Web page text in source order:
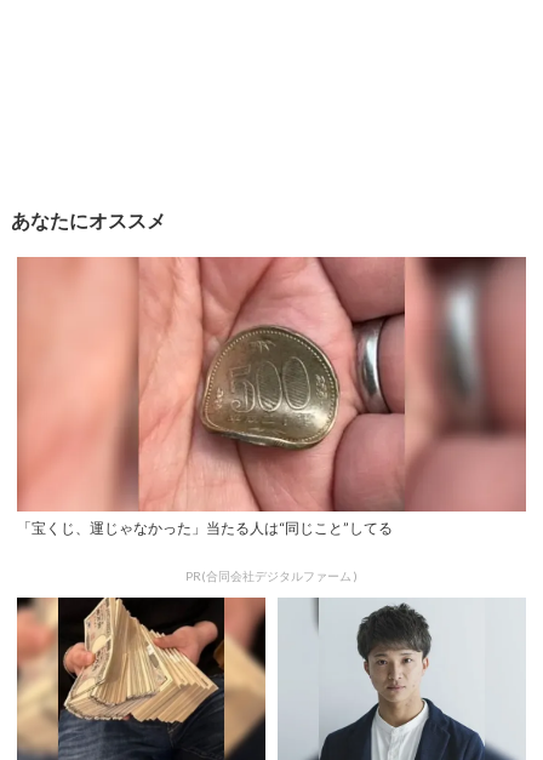
あなたにオススメ
「宝くじ、運じゃなかった」当たる人は“同じこと”してる
PR(合同会社デジタルファーム )